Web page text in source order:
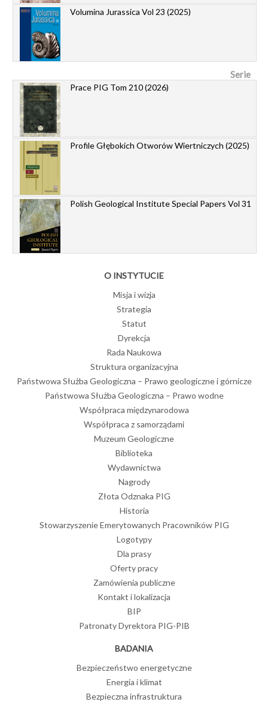
Volumina Jurassica Vol 23 (2025)
Serie
Prace PIG Tom 210 (2026)
Profile Głębokich Otworów Wiertniczych (2025)
Polish Geological Institute Special Papers Vol 31
O INSTYTUCIE
Misja i wizja
Strategia
Statut
Dyrekcja
Rada Naukowa
Struktura organizacyjna
Państwowa Służba Geologiczna – Prawo geologiczne i górnicze
Państwowa Służba Geologiczna – Prawo wodne
Współpraca międzynarodowa
Współpraca z samorządami
Muzeum Geologiczne
Biblioteka
Wydawnictwa
Nagrody
Złota Odznaka PIG
Historia
Stowarzyszenie Emerytowanych Pracowników PIG
Logotypy
Dla prasy
Oferty pracy
Zamówienia publiczne
Kontakt i lokalizacja
BIP
Patronaty Dyrektora PIG-PIB
BADANIA
Bezpieczeństwo energetyczne
Energia i klimat
Bezpieczna infrastruktura